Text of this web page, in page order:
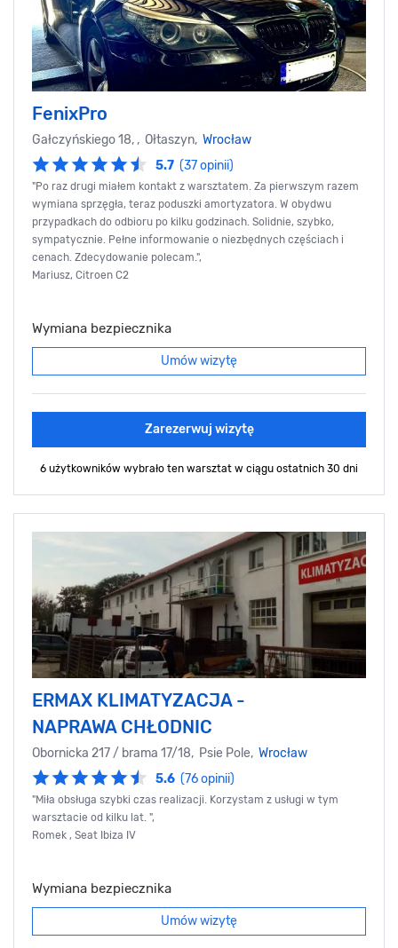
FenixPro
Gałczyńskiego 18, , Ołtaszyn, Wrocław
5.7 (37 opinii)
"Po raz drugi miałem kontakt z warsztatem. Za pierwszym razem
wymiana sprzęgła, teraz poduszki amortyzatora. W obydwu
przypadkach do odbioru po kilku godzinach. Solidnie, szybko,
sympatycznie. Pełne informowanie o niezbędnych częściach i
cenach. Zdecydowanie polecam.",
Mariusz, Citroen C2
Wymiana bezpiecznika
Umów wizytę
Zarezerwuj wizytę
6 użytkowników wybrało ten warsztat w ciągu ostatnich 30 dni
ERMAX KLIMATYZACJA -
NAPRAWA CHŁODNIC
Obornicka 217 / brama 17/18, Psie Pole, Wrocław
5.6 (76 opinii)
"Miła obsługa szybki czas realizacji. Korzystam z usługi w tym
warsztacie od kilku lat. ",
Romek , Seat Ibiza IV
Wymiana bezpiecznika
Umów wizytę